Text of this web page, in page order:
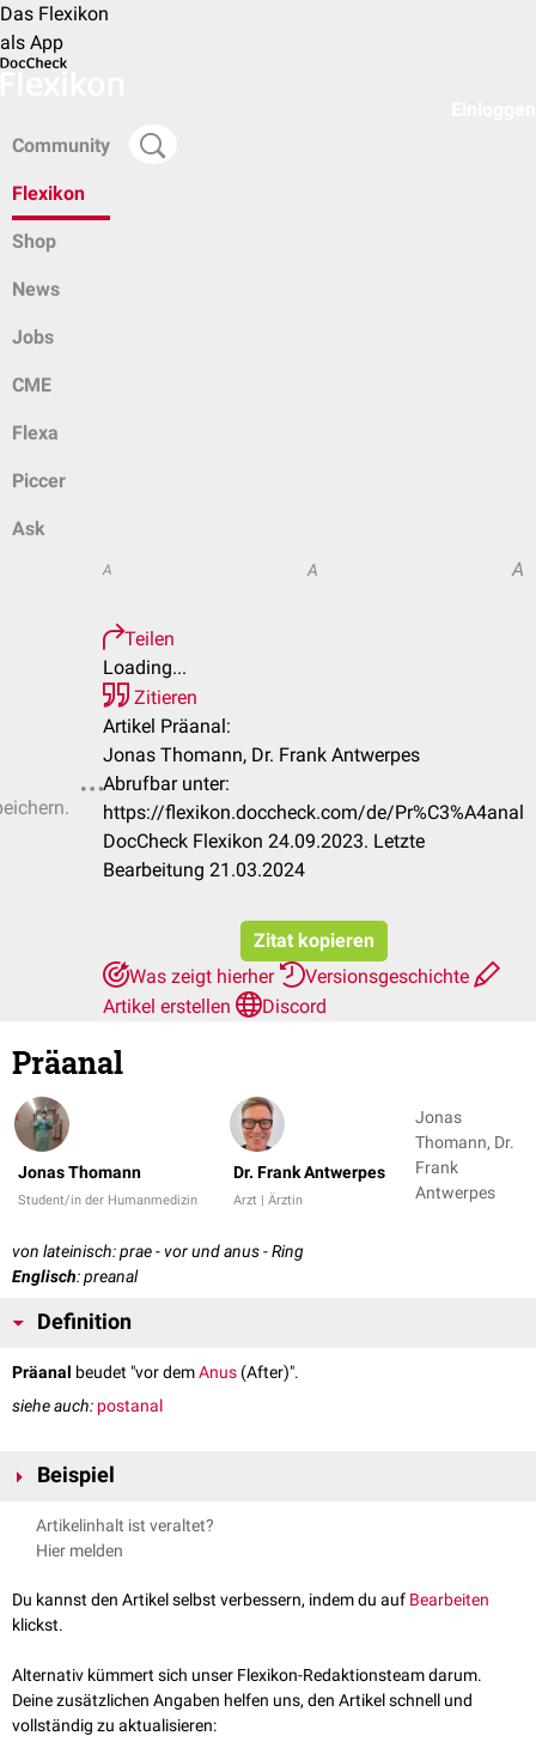
Das Flexikon
als App
Community
Flexikon
Shop
News
Jobs
CME
Flexa
Piccer
Ask
A A A
Teilen
Loading...
Zitieren
Artikel Präanal:
Jonas Thomann, Dr. Frank Antwerpes
Abrufbar unter:
https://flexikon.doccheck.com/de/Pr%C3%A4anal
DocCheck Flexikon 24.09.2023. Letzte
Bearbeitung 21.03.2024
Zitat kopieren
Was zeigt hierher
Versionsgeschichte
Artikel erstellen
Discord
Präanal
Jonas Thomann
Student/in der Humanmedizin
Dr. Frank Antwerpes
Arzt | Ärztin
Jonas
Thomann, Dr.
Frank
Antwerpes
von lateinisch: prae - vor und anus - Ring
Englisch: preanal
Definition
Präanal beudet "vor demAnus (After)".
siehe auch: postanal
Beispiel
präanale Papillen (siehe auch:
Artikelinhalt ist veraltet?
Hier melden
Du kannst den Artikel selbst verbessern, indem du auf Bearbeiten
klickst.
Alternativ kümmert sich unser Flexikon-Redaktionsteam darum.
Deine zusätzlichen Angaben helfen uns, den Artikel schnell und
vollständig zu aktualisieren: